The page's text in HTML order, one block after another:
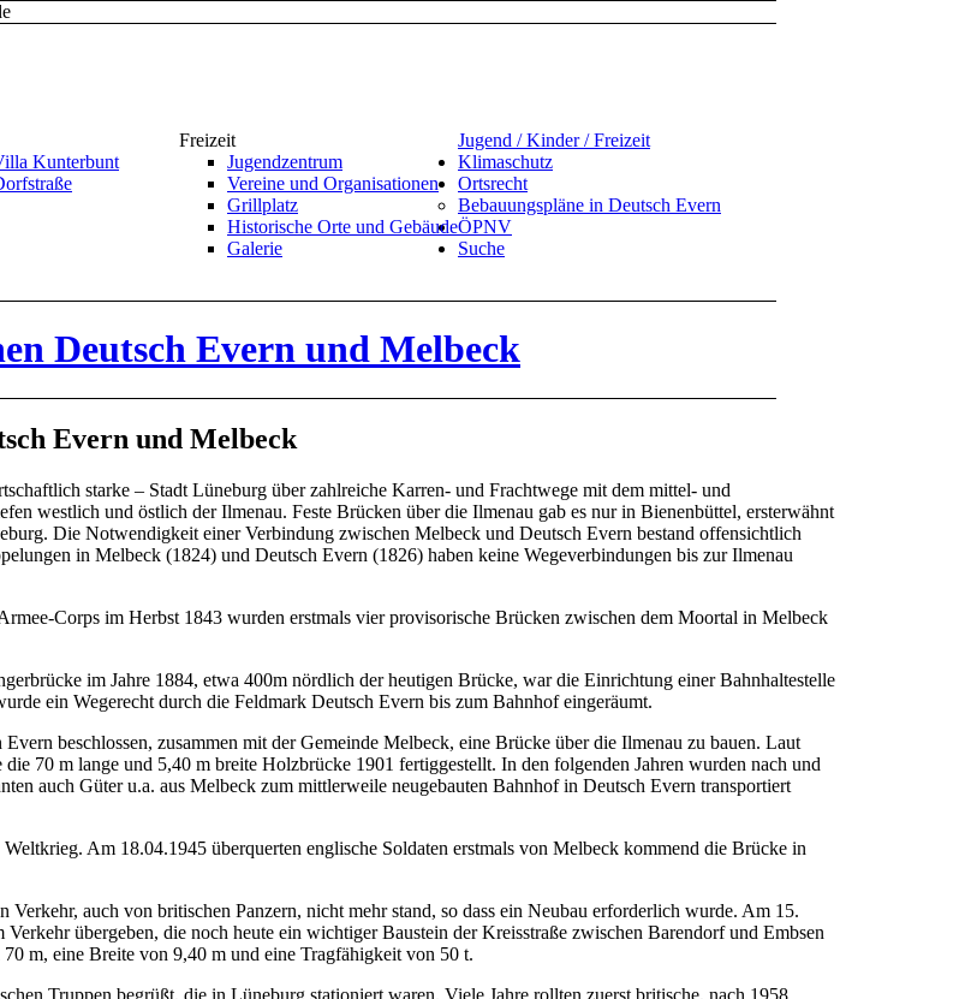
Jugend / Kinder / Freizeit
Kunterbunt
Freizeit
Jugendzentrum
Vereine und Organisationen
Grillplatz
Historische Orte und Gebäude
Galerie
Klimaschutz
Ortsrecht
Bebauungspläne in Deutsch Evern
ÖPNV
Suche
Deutsch Evern und Melbeck
Evern und Melbeck
starke – Stadt Lüneburg über zahlreiche Karren- und Frachtwege mit dem mittel- und
westlich und östlich der Ilmenau. Feste Brücken über die Ilmenau gab es nur in Bienenbüttel, ersterwähnt
Die Notwendigkeit einer Verbindung zwischen Melbeck und Deutsch Evern bestand offensichtlich
in Melbeck (1824) und Deutsch Evern (1826) haben keine Wegeverbindungen bis zur Ilmenau
Corps im Herbst 1843 wurden erstmals vier provisorische Brücken zwischen dem Moortal in Melbeck
im Jahre 1884, etwa 400m nördlich der heutigen Brücke, war die Einrichtung einer Bahnhaltestelle
ein Wegerecht durch die Feldmark Deutsch Evern bis zum Bahnhof eingeräumt.
beschlossen, zusammen mit der Gemeinde Melbeck, eine Brücke über die Ilmenau zu bauen. Laut
70 m lange und 5,40 m breite Holzbrücke 1901 fertiggestellt. In den folgenden Jahren wurden nach und
auch Güter u.a. aus Melbeck zum mittlerweile neugebauten Bahnhof in Deutsch Evern transportiert
Am 18.04.1945 überquerten englische Soldaten erstmals von Melbeck kommend die Brücke in
auch von britischen Panzern, nicht mehr stand, so dass ein Neubau erforderlich wurde. Am 15.
übergeben, die noch heute ein wichtiger Baustein der Kreisstraße zwischen Barendorf und Embsen
m, eine Breite von 9,40 m und eine Tragfähigkeit von 50 t.
Truppen begrüßt, die in Lüneburg stationiert waren. Viele Jahre rollten zuerst britische, nach 1958